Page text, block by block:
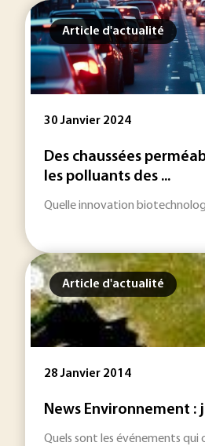
Article d'actualité
30 Janvier 2024
Des chaussées
les polluants des ...
Quelle innovation
Article d'actualité
28 Janvier 2014
News Environnement :
Quels sont les événements qui